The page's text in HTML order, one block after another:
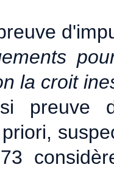
la croit
preuve